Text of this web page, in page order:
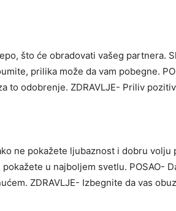
što će obradovati vašeg partnera.
prilika može da vam pobegne.
to odobrenje. ZDRAVLJE- Priliv
ne pokažete ljubaznost i dobru volju
u najboljem svetlu. POSAO-
ZDRAVLJE- Izbegnite da vas